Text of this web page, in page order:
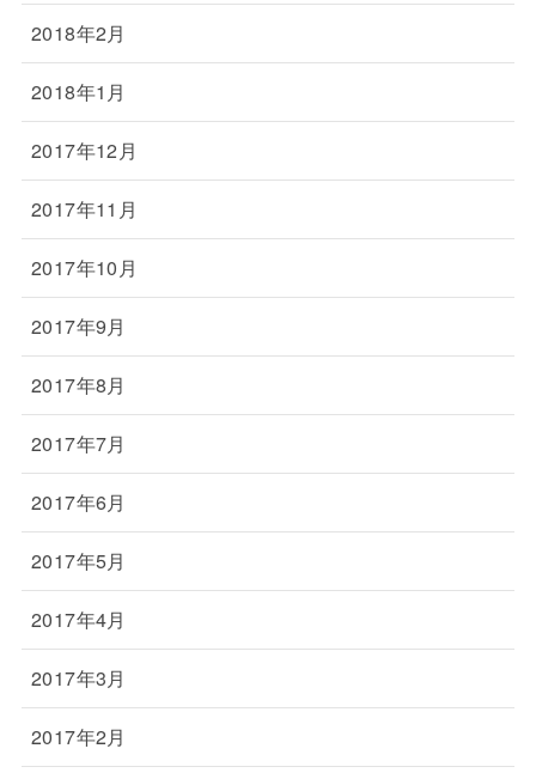
2018年2月
2018年1月
2017年12月
2017年11月
2017年10月
2017年9月
2017年8月
2017年7月
2017年6月
2017年5月
2017年4月
2017年3月
2017年2月